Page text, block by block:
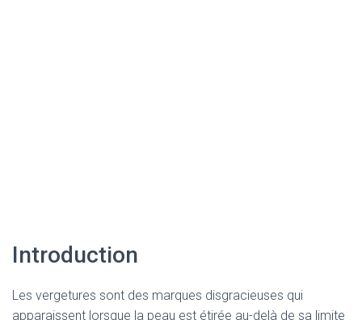
Introduction
Les vergetures sont des marques disgracieuses qui
apparaissent lorsque la peau est étirée au-delà de sa limite